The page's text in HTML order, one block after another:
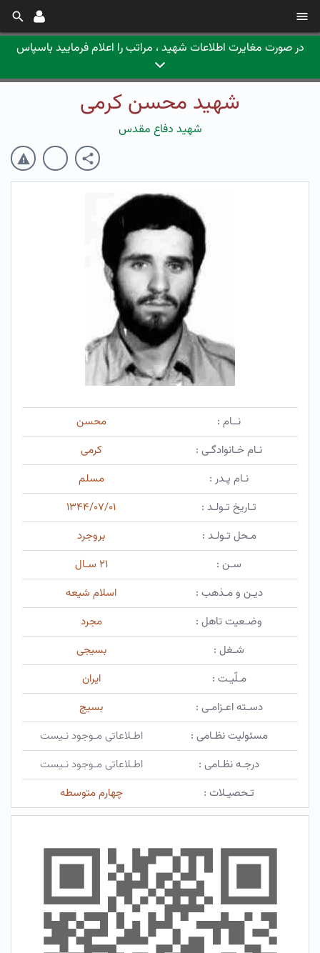
در صورت مغایرت اطلاعات شهید ، مراتب را اعلام فرمایید باسپاس
شهید محسن کرمی
شهید دفاع مقدس
نــام :
محسن
نـام خـانوادگـی :
کرمی
نـام پـدر :
مسلم
تـاریخ تـولـد :
۱۳۴۴/۰۷/۰۱
مـحل تـولـد :
بروجرد
سـن :
۲۱ سـال
دیـن و مـذهب :
اسلام شیعه
وضـعیت تاهل :
مجرد
شـغل :
بسیجی
مـلّیـت :
ایران
دسـته اعـزامـی :
بسیج
مسئولیت نظـامی :
اطـلاعاتی مـوجود نـیست
درجـه نظـامی :
اطـلاعاتی مـوجود نـیست
تـحصیـلات :
چهارم متوسطه